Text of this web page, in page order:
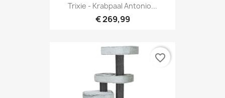
Trixie - Krabpaal Antonio...
€ 269,99
favorite_border